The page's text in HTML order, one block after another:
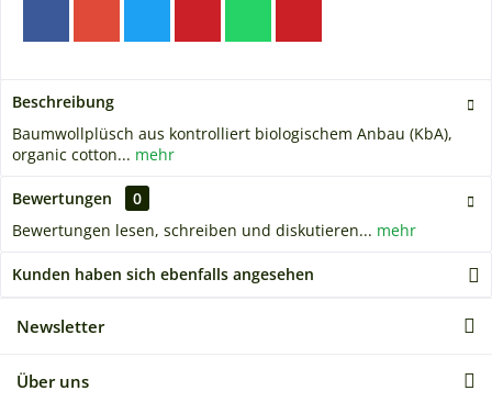
Beschreibung
Baumwollplüsch aus kontrolliert biologischem Anbau (KbA),
organic cotton... mehr
Bewertungen
0
Bewertungen lesen, schreiben und diskutieren... mehr
Kunden haben sich ebenfalls angesehen
Newsletter
Über uns